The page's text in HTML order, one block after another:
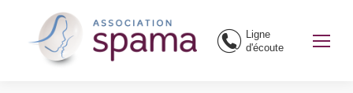
Ligne
d'écoute